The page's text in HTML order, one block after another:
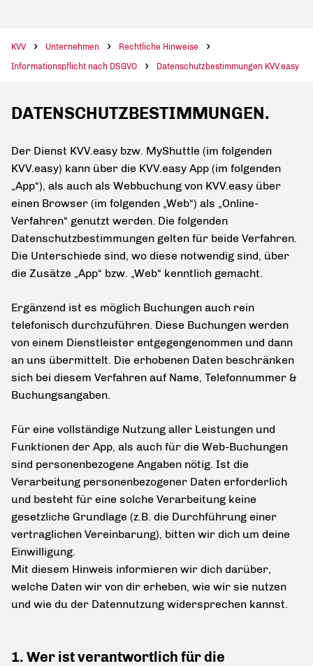
KVV Unternehmen
Rechtliche Hinweise
Informationspflicht nach DSGVO
Datenschutzbestimmungen KVV.easy
DATENSCHUTZBESTIMMUNGEN.
Der Dienst KVV.easy bzw. MyShuttle (im folgenden
KVV.easy) kann über die KVV.easy App (im folgenden
„App“), als auch als Webbuchung von KVV.easy über
einen Browser (im folgenden „Web“) als „Online-
Verfahren“ genutzt werden. Die folgenden
Datenschutzbestimmungen gelten für beide Verfahren.
Die Unterschiede sind, wo diese notwendig sind, über
die Zusätze „App“ bzw. „Web“ kenntlich gemacht.
Ergänzend ist es möglich Buchungen auch rein
telefonisch durchzuführen. Diese Buchungen werden
von einem Dienstleister entgegengenommen und dann
an uns übermittelt. Die erhobenen Daten beschränken
sich bei diesem Verfahren auf Name, Telefonnummer &
Buchungsangaben.
Für eine vollständige Nutzung aller Leistungen und
Funktionen der App, als auch für die Web-Buchungen
sind personenbezogene Angaben nötig. Ist die
Verarbeitung personenbezogener Daten erforderlich
und besteht für eine solche Verarbeitung keine
gesetzliche Grundlage (z.B. die Durchführung einer
vertraglichen Vereinbarung), bitten wir dich um deine
Einwilligung.
Mit diesem Hinweis informieren wir dich darüber,
welche Daten wir von dir erheben, wie wir sie nutzen
und wie du der Datennutzung widersprechen kannst.
1. Wer ist verantwortlich für die